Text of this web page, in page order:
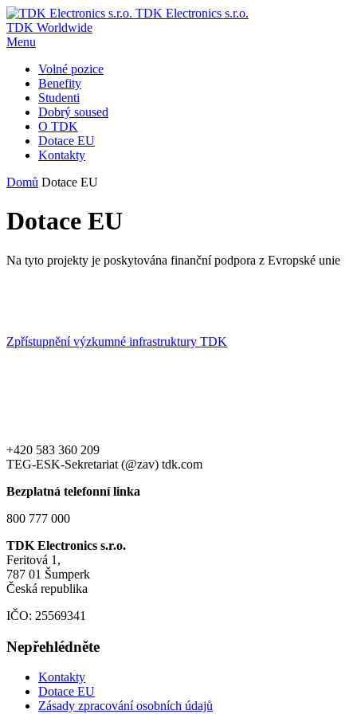
TDK Electronics s.r.o.
TDK Worldwide
Menu
Volné pozice
Benefity
Studenti
Dobrý soused
O TDK
Dotace EU
Kontakty
Domů Dotace EU
Dotace EU
Na tyto projekty je poskytována finanční podpora z Evropské unie
Zpřístupnění výzkumné infrastruktury TDK
+420 583 360 209
TEG-ESK-Sekretariat (@zav) tdk.com
Bezplatná telefonní linka
800 777 000
TDK Electronics s.r.o.
Feritová 1,
787 01 Šumperk
Česká republika
IČO: 25569341
Nepřehlédněte
Kontakty
Dotace EU
Zásady zpracování osobních údajů